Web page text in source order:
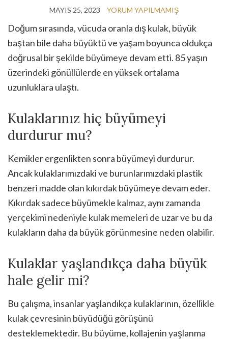
MAYIS 25, 2023 YORUM YAPILMAMIŞ
Doğum sırasında, vücuda oranla dış kulak, büyük
baştan bile daha büyüktü ve yaşam boyunca oldukça
doğrusal bir şekilde büyümeye devam etti. 85 yaşın
üzerindeki gönüllülerde en yüksek ortalama
uzunluklara ulaştı.
Kulaklarınız hiç büyümeyi
durdurur mu?
Kemikler ergenlikten sonra büyümeyi durdurur.
Ancak kulaklarımızdaki ve burunlarımızdaki plastik
benzeri madde olan kıkırdak büyümeye devam eder.
Kıkırdak sadece büyümekle kalmaz, aynı zamanda
yerçekimi nedeniyle kulak memeleri de uzar ve bu da
kulakların daha da büyük görünmesine neden olabilir.
Kulaklar yaşlandıkça daha büyük
hale gelir mi?
Bu çalışma, insanlar yaşlandıkça kulaklarının, özellikle
kulak çevresinin büyüdüğü görüşünü
desteklemektedir. Bu büyüme, kollajenin yaşlanma